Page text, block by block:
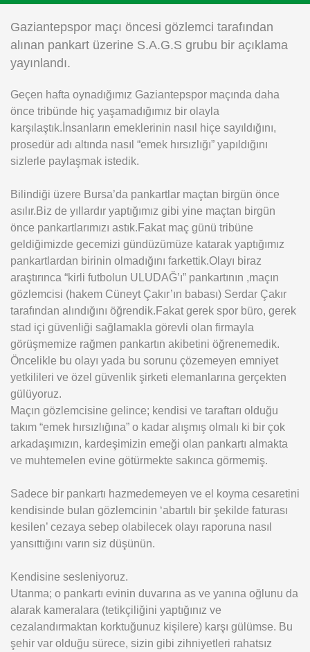
Instagram
Android
iOS
Gaziantepspor maçı öncesi gözlemci tarafından
alınan pankart üzerine S.A.G.S grubu bir açıklama
yayınlandı.
Geçen hafta oynadığımız Gaziantepspor maçında daha
önce tribünde hiç yaşamadığımız bir olayla
karşılaştık.İnsanların emeklerinin nasıl hiçe sayıldığını,
prosedür adı altında nasıl “emek hırsızlığı” yapıldığını
sizlerle paylaşmak istedik.
Bilindiği üzere Bursa’da pankartlar maçtan birgün önce
asılır.Biz de yıllardır yaptığımız gibi yine maçtan birgün
önce pankartlarımızı astık.Fakat maç günü tribüne
geldiğimizde gecemizi gündüzümüze katarak yaptığımız
pankartlardan birinin olmadığını farkettik.Olayı biraz
araştırınca “kirli futbolun ULUDAĞ’ı” pankartının ,maçın
gözlemcisi (hakem Cüneyt Çakır’ın babası) Serdar Çakır
tarafından alındığını öğrendik.Fakat gerek spor büro, gerek
stad içi güvenliği sağlamakla görevli olan firmayla
görüşmemize rağmen pankartın akibetini öğrenemedik.
Öncelikle bu olayı yada bu sorunu çözemeyen emniyet
yetkilileri ve özel güvenlik şirketi elemanlarına gerçekten
gülüyoruz.
Maçın gözlemcisine gelince; kendisi ve taraftarı olduğu
takım “emek hırsızlığına” o kadar alışmış olmalı ki bir çok
arkadaşımızın, kardeşimizin emeği olan pankartı almakta
ve muhtemelen evine götürmekte sakınca görmemiş.
Sadece bir pankartı hazmedemeyen ve el koyma cesaretini
kendisinde bulan gözlemcinin ‘abartılı bir şekilde faturası
kesilen’ cezaya sebep olabilecek olayı raporuna nasıl
yansıttığını varın siz düşünün.
Kendisine sesleniyoruz.
Utanma; o pankartı evinin duvarına as ve yanına oğlunu da
alarak kameralara (tetikçiliğini yaptığınız ve
cezalandırmaktan korktuğunuz kişilere) karşı gülümse. Bu
şehir var olduğu sürece, sizin gibi zihniyetleri rahatsız